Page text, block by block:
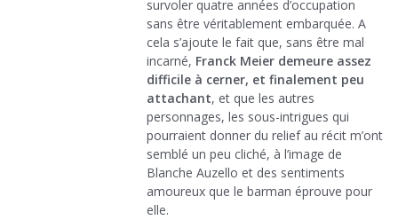
survoler quatre années d’occupation
sans être véritablement embarquée. A
cela s’ajoute le fait que, sans être mal
incarné, Franck Meier demeure assez
difficile à cerner, et finalement peu
attachant, et que les autres
personnages, les sous-intrigues qui
pourraient donner du relief au récit m’ont
semblé un peu cliché, à l’image de
Blanche Auzello et des sentiments
amoureux que le barman éprouve pour
elle.